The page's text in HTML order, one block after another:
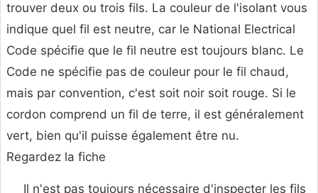
trouver deux ou trois fils. La couleur de l'isolant vous
indique quel fil est neutre, car le National Electrical
Code spécifie que le fil neutre est toujours blanc. Le
Code ne spécifie pas de couleur pour le fil chaud,
mais par convention, c'est soit noir soit rouge. Si le
cordon comprend un fil de terre, il est généralement
vert, bien qu'il puisse également être nu.
Regardez la fiche
Il n'est pas toujours nécessaire d'inspecter les fils